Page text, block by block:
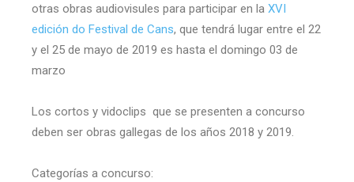
otras obras audiovisules para participar en la XVI
edición do Festival de Cans, que tendrá lugar entre el 22
y el 25 de mayo de 2019 es hasta el domingo 03 de
marzo
Los cortos y vidoclips que se presenten a concurso
deben ser obras gallegas de los años 2018 y 2019.
Categorías a concurso: